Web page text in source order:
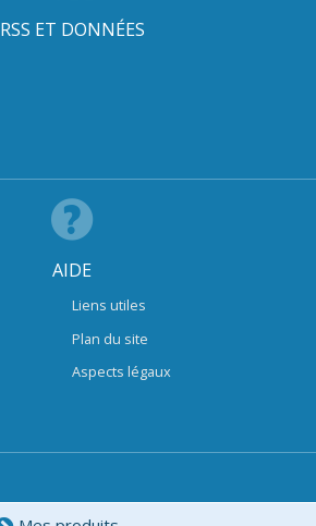
RSS ET DONNÉES
AIDE
Liens utiles
Plan du site
Aspects légaux